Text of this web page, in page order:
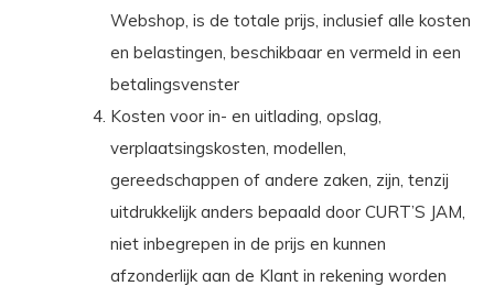
Webshop, is de totale prijs, inclusief alle kosten
en belastingen, beschikbaar en vermeld in een
betalingsvenster
Kosten voor in- en uitlading, opslag,
verplaatsingskosten, modellen,
gereedschappen of andere zaken, zijn, tenzij
uitdrukkelijk anders bepaald door CURT’S JAM,
niet inbegrepen in de prijs en kunnen
afzonderlijk aan de Klant in rekening worden